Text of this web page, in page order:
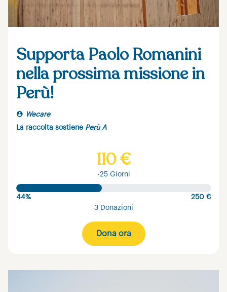
Supporta Paolo Romanini
nella prossima missione in
Perù!
Wecare
La raccolta sostiene Perù A
110 €
-25 Giorni
44%
250 €
3 Donazioni
Dona ora